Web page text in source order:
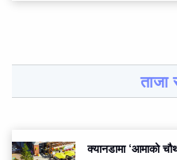
ताजा
क्यानडामा ‘आमाको